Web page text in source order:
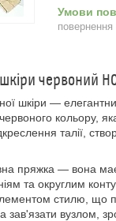
повернення
червоний
шкіри —
кольору,
талії,
пряжка — вона
та округлим
стилю, що
зав'язати вузлом,